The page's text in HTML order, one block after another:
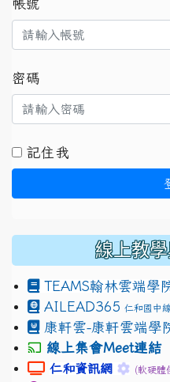
帳號
密碼
記住我
線上教
TEAMS翰林雲端學
AILEAD365 仁和國中
康軒雲-康軒雲端學
線上集會Meet連結
link to https://
仁和資訊網 link
(軟硬體